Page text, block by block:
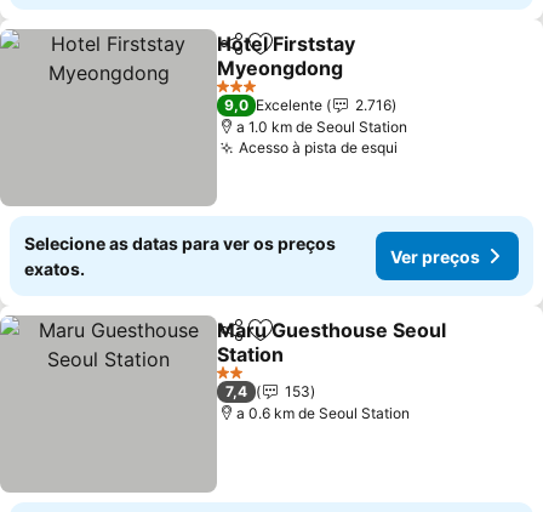
PartilharAdicionar aos favoritos
Hotel Firststay
Myeongdong
3 Estrelas
9,0 Excelente
2.716
a 1.0 km de Seoul Station
Acesso à pista de esqui
Selecione as datas para ver os preços
exatos.
Ver preços
PartilharAdicionar aos favoritos
Maru Guesthouse Seoul
Station
2 Estrelas
7,4
153
a 0.6 km de Seoul Station